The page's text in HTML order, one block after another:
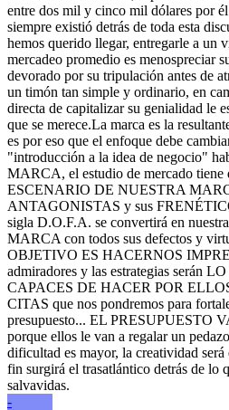
entre dos mil y cinco mil dólares por
siempre existió detrás de toda esta
hemos querido llegar, entregarle a un
mercadeo promedio es menospreciar
devorado por su tripulación antes de
un timón tan simple y ordinario, en
directa de capitalizar su genialidad le
que se merece.La marca es la
es por eso que el enfoque debe
"introducción a la idea de negocio"
MARCA, el estudio de mercado tiene
ESCENARIO DE NUESTRA
ANTAGONISTAS y sus
sigla D.O.F.A. se convertirá en
MARCA con todos sus defectos y
OBJETIVO ES HACERNOS
admiradores y las estrategias serán
CAPACES DE HACER POR
CITAS que nos pondremos para
presupuesto... EL PRESUPUESTO
porque ellos le van a regalar un
dificultad es mayor, la creatividad
fin surgirá el trasatlántico detrás de lo
salvavidas.
-